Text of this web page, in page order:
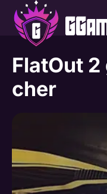
Aller
contenu
FlatOut
cher